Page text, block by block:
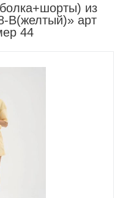
из
В(желтый)» арт
44